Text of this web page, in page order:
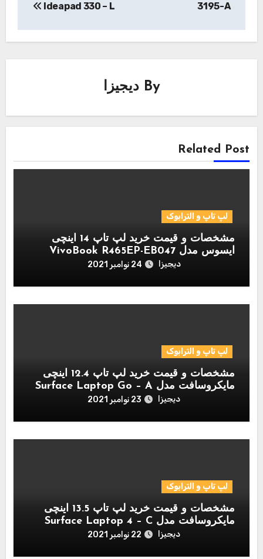
3195-A
Ideapad 330 – L
By دیجیزا
Related Post
لپ تاپ و الترابوک
مشخصات و قیمت خرید لپ تاپ 14 اینچی
ایسوس مدل VivoBook R465EP-EB047
دیجیزا 24 نوامبر 2021
لپ تاپ و الترابوک
مشخصات و قیمت خرید لپ تاپ 12.4 اینچی
مایکروسافت مدل Surface Laptop Go – A
دیجیزا 23 نوامبر 2021
لپ تاپ و الترابوک
مشخصات و قیمت خرید لپ تاپ 13.5 اینچی
مایکروسافت مدل Surface Laptop 4 – C
دیجیزا 22 نوامبر 2021